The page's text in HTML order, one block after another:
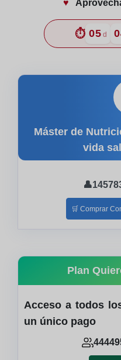
♥️
⏱️ 05 d
Máster de
vida
👤
🛒 Comprar
Plan
Acceso a todos
un único pago